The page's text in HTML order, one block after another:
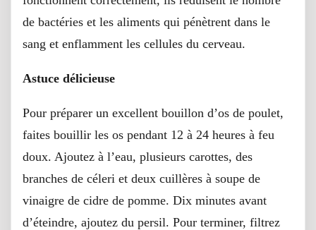
de bactéries et les aliments qui pénètrent dans le
sang et enflamment les cellules du cerveau.
Astuce délicieuse
Pour préparer un excellent bouillon d’os de poulet,
faites bouillir les os pendant 12 à 24 heures à feu
doux. Ajoutez à l’eau, plusieurs carottes, des
branches de céleri et deux cuillères à soupe de
vinaigre de cidre de pomme. Dix minutes avant
d’éteindre, ajoutez du persil. Pour terminer, filtrez